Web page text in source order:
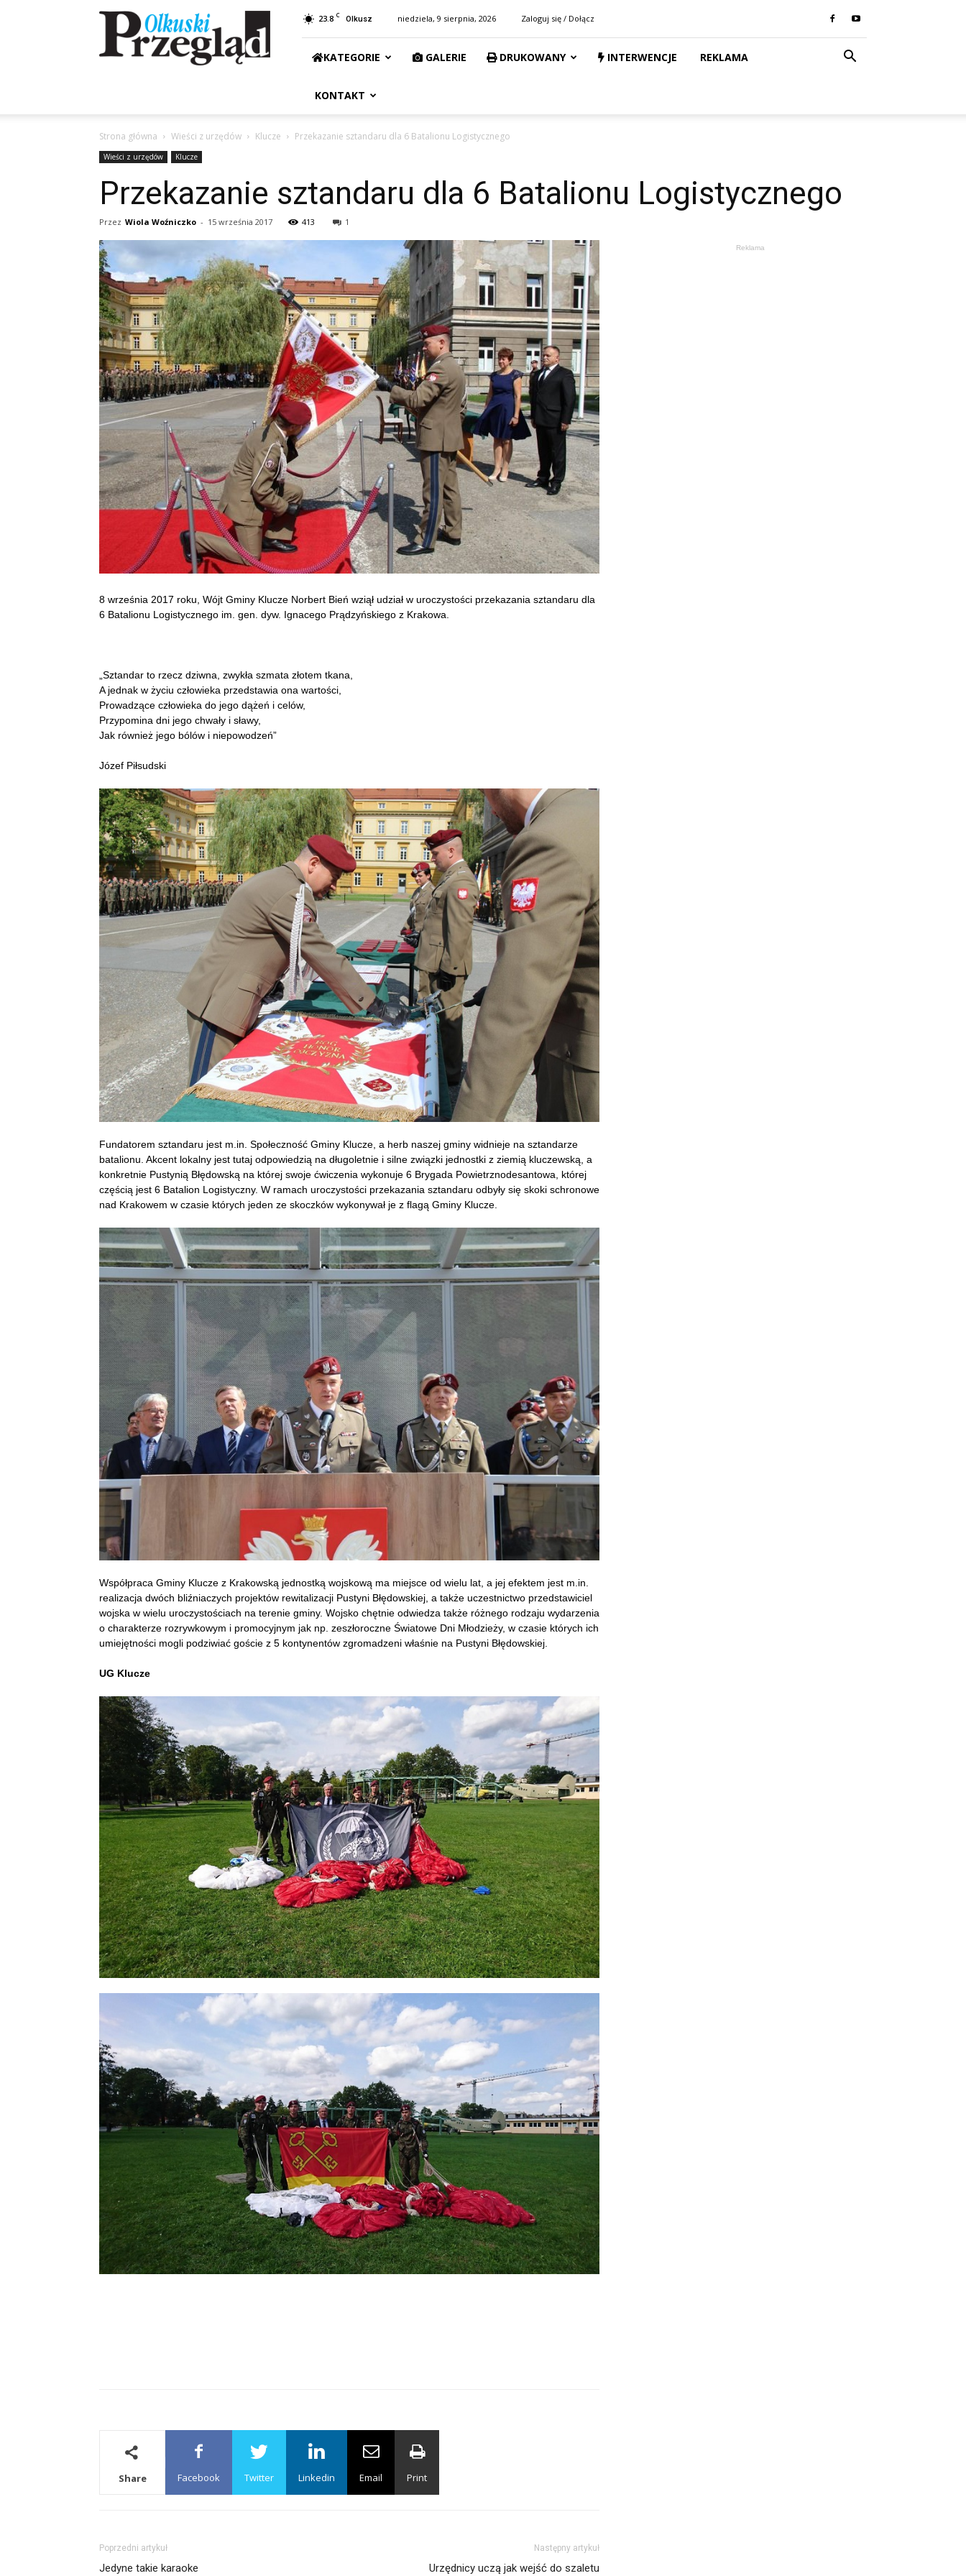
Przegląd
Olkuski
23.8 C Olkusz niedziela, 9 sierpnia, 2026 Zaloguj się / Dołącz
KATEGORIE GALERIE DRUKOWANY INTERWENCJE REKLAMA
KONTAKT
Strona główna Wieści z urzędów Klucze Przekazanie sztandaru dla 6 Batalionu Logistycznego
Wieści z urzędów Klucze
Przekazanie sztandaru dla 6 Batalionu Logistycznego
Przez Wiola Woźniczko - 15 września 2017 413 1
8 września 2017 roku, Wójt Gminy Klucze Norbert Bień wziął udział w uroczystości przekazania sztandaru dla
6 Batalionu Logistycznego im. gen. dyw. Ignacego Prądzyńskiego z Krakowa.
„Sztandar to rzecz dziwna, zwykła szmata złotem tkana,
A jednak w życiu człowieka przedstawia ona wartości,
Prowadzące człowieka do jego dążeń i celów,
Przypomina dni jego chwały i sławy,
Jak również jego bólów i niepowodzeń”
Józef Piłsudski
Fundatorem sztandaru jest m.in. Społeczność Gminy Klucze, a herb naszej gminy widnieje na sztandarze
batalionu. Akcent lokalny jest tutaj odpowiedzią na długoletnie i silne związki jednostki z ziemią kluczewską, a
konkretnie Pustynią Błędowską na której swoje ćwiczenia wykonuje 6 Brygada Powietrznodesantowa, której
częścią jest 6 Batalion Logistyczny. W ramach uroczystości przekazania sztandaru odbyły się skoki schronowe
nad Krakowem w czasie których jeden ze skoczków wykonywał je z flagą Gminy Klucze.
Współpraca Gminy Klucze z Krakowską jednostką wojskową ma miejsce od wielu lat, a jej efektem jest m.in.
realizacja dwóch bliźniaczych projektów rewitalizacji Pustyni Błędowskiej, a także uczestnictwo przedstawiciel
wojska w wielu uroczystościach na terenie gminy. Wojsko chętnie odwiedza także różnego rodzaju wydarzenia
o charakterze rozrywkowym i promocyjnym jak np. zeszłoroczne Światowe Dni Młodzieży, w czasie których ich
umiejętności mogli podziwiać goście z 5 kontynentów zgromadzeni właśnie na Pustyni Błędowskiej.
UG Klucze
Share Facebook Twitter Linkedin Email Print
Poprzedni artykuł
Jedyne takie karaoke
Następny artykuł
Urzędnicy uczą jak wejść do szaletu
Reklama